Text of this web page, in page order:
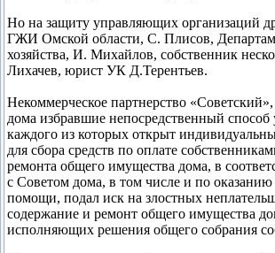
Но на защиту управляющих организаций
ГЖИ Омской области, С. Плисов,
хозяйства, И. Михайлов, собственник
Лихачев, юрист УК Д.Терентьев.
Некоммерческое партнерство «Советский»,
дома избравшие непосредственный способ
каждого из которых открыт
для сбора средств по оплате
ремонта общего имущества дома, в
с Советом дома, в том числе и по
помощи, подал иск на злостных
содержание и ремонт общего имущества
исполняющих решения общего собрания